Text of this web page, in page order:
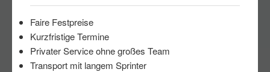
Faire Festpreise
Kurzfristige Termine
Privater Service ohne großes Team
Transport mit langem Sprinter